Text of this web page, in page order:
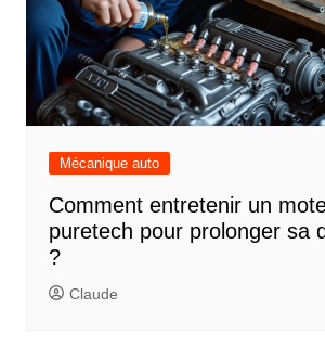
Mécanique auto
Comment entretenir un
puretech pour prolonger sa
?
Claude